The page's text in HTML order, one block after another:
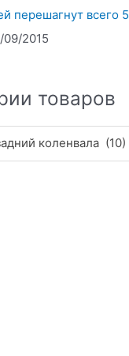
перешагнут всего 5
09/2015
товаров
коленвала (10)